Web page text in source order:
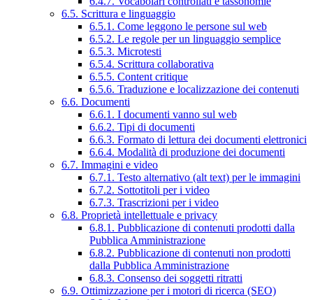
6.5. Scrittura e linguaggio
6.5.1. Come leggono le persone sul web
6.5.2. Le regole per un linguaggio semplice
6.5.3. Microtesti
6.5.4. Scrittura collaborativa
6.5.5. Content critique
6.5.6. Traduzione e localizzazione dei contenuti
6.6. Documenti
6.6.1. I documenti vanno sul web
6.6.2. Tipi di documenti
6.6.3. Formato di lettura dei documenti elettronici
6.6.4. Modalità di produzione dei documenti
6.7. Immagini e video
6.7.1. Testo alternativo (alt text) per le immagini
6.7.2. Sottotitoli per i video
6.7.3. Trascrizioni per i video
6.8. Proprietà intellettuale e privacy
6.8.1. Pubblicazione di contenuti prodotti dalla
Pubblica Amministrazione
6.8.2. Pubblicazione di contenuti non prodotti
dalla Pubblica Amministrazione
6.8.3. Consenso dei soggetti ritratti
6.9. Ottimizzazione per i motori di ricerca (SEO)